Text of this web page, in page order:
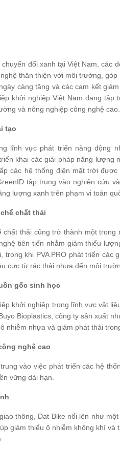
đổi xanh tại Việt Nam, các
thân thiện với môi trường,
càng tăng và các cam kết
khởi nghiệp Việt Nam đang
và nông nghiệp công nghệ cao.
tạo
lĩnh vực phát triển năng động
khai các giải pháp năng lượng
các hệ thống điện mặt trời
tập trung vào nghiên cứu
lượng xanh trên phạm vi toàn
chất thải
chất thải cũng trở thành một trong
tiên tiến nhằm giảm thiểu
trong khi PVA PRO phát triển
cực từ rác thải nhựa đến môi
gốc sinh học
khởi nghiệp trong lĩnh vực vật
Bioplastics, công ty sản xuất
nhiễm nhựa và giảm phát thải
nghệ cao
vào việc phát triển các hệ
vững dài hạn.
thông, Dat Bike nổi lên như
giảm thiểu ô nhiễm không khí